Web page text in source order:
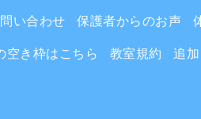
い合わせ 保護者からのお声
空き枠はこちら 教室規約 追